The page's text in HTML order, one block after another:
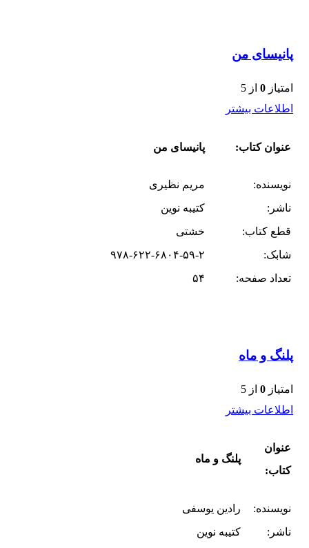
پانیسای من
امتیاز 0 از 5
اطلاعات بیشتر
عنوان کتاب: پانیسای من
نویسنده:
مریم نظیری
ناشر:
کتیبه نوین
قطع کتاب:
خشتی
شابک:
۹۷۸-۶۲۲-۶۸۰۴-۵۹-۲
تعداد صفحه:
۵۴
پلنگ و ماه
امتیاز 0 از 5
اطلاعات بیشتر
عنوان
کتاب:
پلنگ و ماه
نویسنده:
رادین یوسفی
ناشر:
کتیبه نوین